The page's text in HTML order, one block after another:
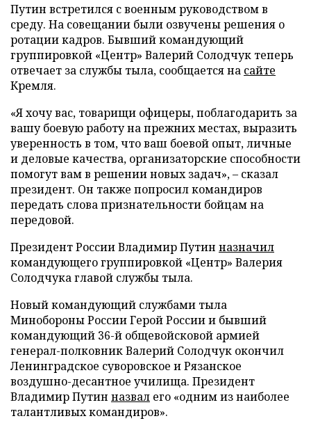
Путин встретился с военным руководством в
среду. На совещании были озвучены решения о
ротации кадров. Бывший командующий
группировкой «Центр» Валерий Солодчук теперь
отвечает за службы тыла, сообщается на сайте
Кремля.
«Я хочу вас, товарищи офицеры, поблагодарить за
вашу боевую работу на прежних местах, выразить
уверенность в том, что ваш боевой опыт, личные
и деловые качества, организаторские способности
помогут вам в решении новых задач», – сказал
президент. Он также попросил командиров
передать слова признательности бойцам на
передовой.
Президент России Владимир Путин назначил
командующего группировкой «Центр» Валерия
Солодчука главой службы тыла.
Новый командующий службами тыла
Минобороны России Герой России и бывший
командующий 36-й общевойсковой армией
генерал-полковник Валерий Солодчук окончил
Ленинградское суворовское и Рязанское
воздушно-десантное училища. Президент
Владимир Путин назвал его «одним из наиболее
талантливых командиров».